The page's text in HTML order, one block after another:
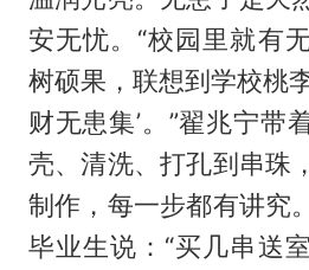
安无忧。“校园里就有
树硕果，联想到学校桃
财无患集’。”翟兆宁带
壳、清洗、打孔到串珠
制作，每一步都有讲究
毕业生说：“买几串送